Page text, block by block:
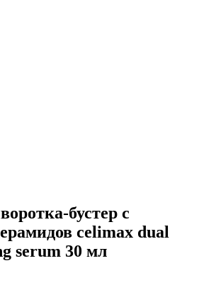
бустер с
celimax dual
serum 30 мл